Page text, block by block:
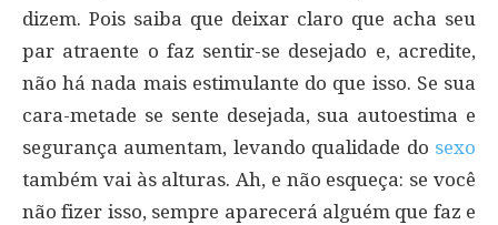
dizem. Pois saiba que deixar claro que acha seu
par atraente o faz sentir-se desejado e, acredite,
não há nada mais estimulante do que isso. Se sua
cara-metade se sente desejada, sua autoestima e
segurança aumentam, levando qualidade do sexo
também vai às alturas. Ah, e não esqueça: se você
não fizer isso, sempre aparecerá alguém que faz e